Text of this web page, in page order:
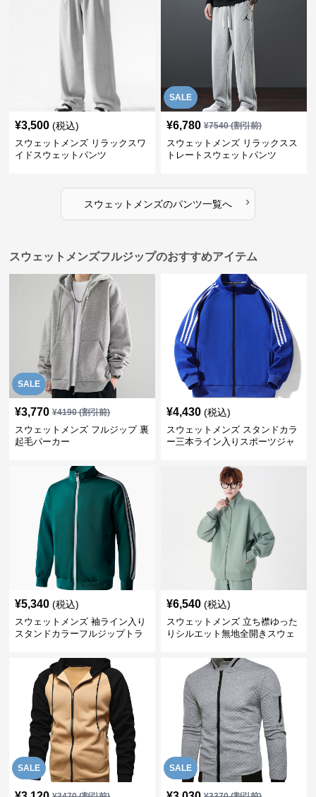
¥3,500 (税込)
スウェットメンズ リラックスワ
イドスウェットパンツ
SALE
¥6,780 ¥7540(割引前)
スウェットメンズ リラックスス
トレートスウェットパンツ
スウェットメンズのパンツ一覧へ ›
スウェットメンズフルジップのおすすめアイテム
SALE
¥3,770 ¥4190(割引前)
スウェットメンズ フルジップ 裏
起毛パーカー
¥4,430 (税込)
スウェットメンズ スタンドカラ
ー三本ライン入りスポーツジャ
¥5,340 (税込)
スウェットメンズ 袖ライン入り
スタンドカラーフルジップトラ
¥6,540 (税込)
スウェットメンズ 立ち襟ゆった
りシルエット無地全開きスウェ
SALE SALE